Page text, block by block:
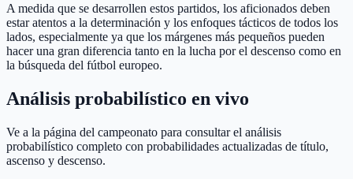
A medida que se desarrollen estos partidos, los aficionados deben
estar atentos a la determinación y los enfoques tácticos de todos los
lados, especialmente ya que los márgenes más pequeños pueden
hacer una gran diferencia tanto en la lucha por el descenso como en
la búsqueda del fútbol europeo.
Análisis probabilístico en vivo
Ve a la página del campeonato para consultar el análisis
probabilístico completo con probabilidades actualizadas de título,
ascenso y descenso.